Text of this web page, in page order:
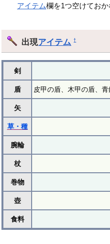
アイテム欄を1つ空けておか
出現アイテム †
剣
盾 皮甲の盾、木甲の盾、
矢
草・種
腕輪
杖
巻物
壺
食料